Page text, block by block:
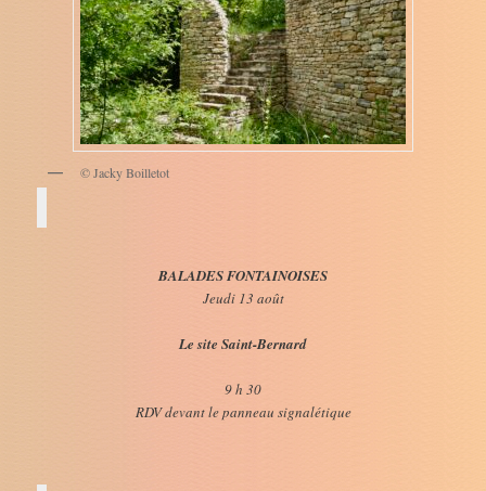
© Jacky Boilletot
BALADES FONTAINOISES
Jeudi 13 août
Le site Saint-Bernard
9 h 30
RDV devant le panneau signalétique